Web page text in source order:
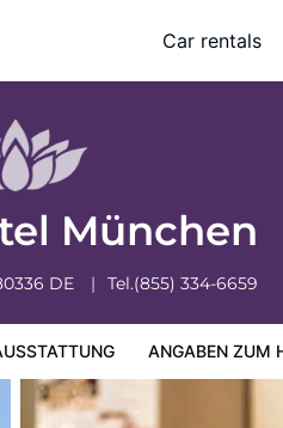
Car rentals
München
DE Tel.(855) 334-6659
ANGABEN ZUM